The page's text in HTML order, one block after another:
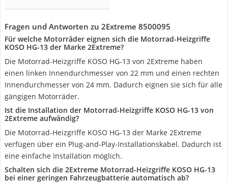
Fragen und Antworten zu 2Extreme 8500095
Für welche Motorräder eignen sich die Motorrad-Heizgriffe
KOSO HG-13 der Marke 2Extreme?
Die Motorrad-Heizgriffe KOSO HG-13 von 2Extreme haben
einen linken Innendurchmesser von 22 mm und einen rechten
Innendurchmesser von 24 mm. Dadurch eignen sie sich für alle
gängigen Motorräder.
Ist die Installation der Motorrad-Heizgriffe KOSO HG-13 von
2Extreme aufwändig?
Die Motorrad-Heizgriffe KOSO HG-13 der Marke 2Extreme
verfügen über ein Plug-and-Play-Installationskabel. Dadurch ist
eine einfache Installation möglich.
Schalten sich die 2Extreme Motorrad-Heizgriffe KOSO HG-13
bei einer geringen Fahrzeugbatterie automatisch ab?